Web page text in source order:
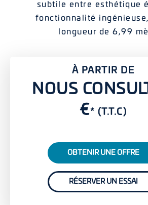
subtile entre esthétique
fonctionnalité
longueur de 6,99
À PARTIR DE
NOUS
€* (T.T.C)
OBTENIR UNE OFFRE
RÉSERVER UN ESSAI